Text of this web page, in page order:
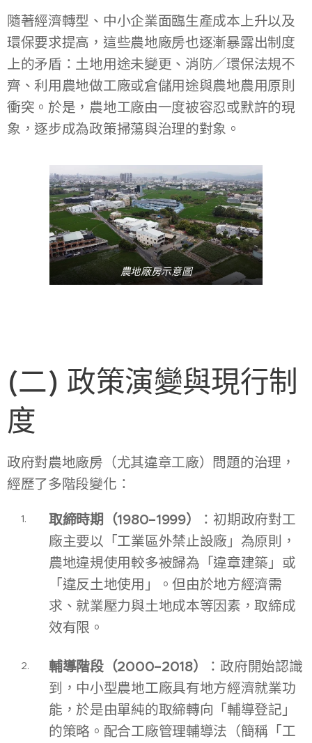
隨著經濟轉型、中小企業面臨生產成本上升以及
環保要求提高，這些農地廠房也逐漸暴露出制度
上的矛盾：土地用途未變更、消防／環保法規不
齊、利用農地做工廠或倉儲用途與農地農用原則
衝突。於是，農地工廠由一度被容忍或默許的現
象，逐步成為政策掃蕩與治理的對象。
農地廠房示意圖
(二) 政策演變與現行制
度
政府對農地廠房（尤其違章工廠）問題的治理，
經歷了多階段變化：
取締時期（1980–1999）
：初期政府對工
廠主要以「工業區外禁止設廠」為原則，
農地違規使用較多被歸為「違章建築」或
「違反土地使用」。但由於地方經濟需
求、就業壓力與土地成本等因素，取締成
效有限。
輔導階段（2000–2018）
：政府開始認識
到，中小型農地工廠具有地方經濟就業功
能，於是由單純的取締轉向「輔導登記」
的策略。配合工廠管理輔導法（簡稱「工